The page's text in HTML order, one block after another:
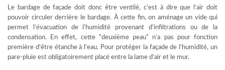
Le bardage de façade doit donc être ventilé, c’est à dire que l’air doit
pouvoir circuler derrière le bardage. À cette fin, on aménage un vide qui
permet l’évacuation de l’humidité provenant d’infiltrations ou de la
condensation. En effet, cette “deuxième peau” n’a pas pour fonction
première d’être étanche à l’eau. Pour protéger la façade de l’humidité, un
pare-pluie est obligatoirement placé entre la lame d’air et le mur.